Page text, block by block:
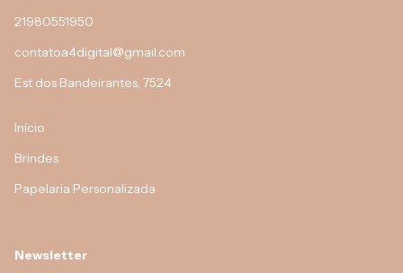
21980551950
contatoa4digital@gmail.com
Est dos Bandeirantes, 7524
Início
Brindes
Papelaria Personalizada
Newsletter